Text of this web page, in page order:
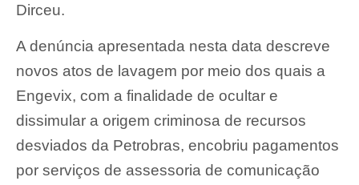
Dirceu.
A denúncia apresentada nesta data descreve
novos atos de lavagem por meio dos quais a
Engevix, com a finalidade de ocultar e
dissimular a origem criminosa de recursos
desviados da Petrobras, encobriu pagamentos
por serviços de assessoria de comunicação